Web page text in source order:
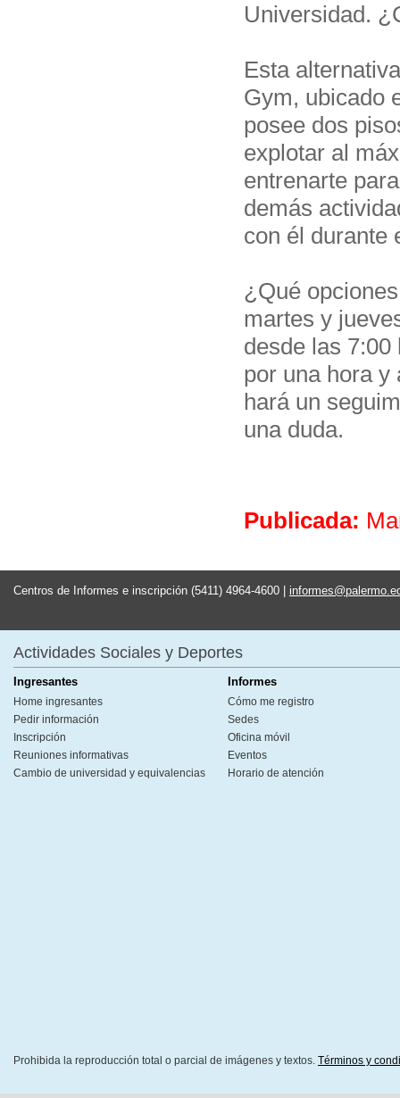
Universidad.
Esta
Gym, ubicado
posee dos
explotar al
entrenarte
demás
con él durante
¿Qué
martes y
desde las 7:00
por una hora y
hará un
una duda.
Publicada:
Centros de Informes e inscripción (5411) 4964-4600 |
Actividades Sociales y Deportes
Ingresantes
Home ingresantes
Pedir información
Inscripción
Reuniones informativas
Cambio de universidad y equivalencias
Informes
Cómo me registro
Sedes
Oficina móvil
Eventos
Horario de atención
Prohibida la reproducción total o parcial de imágenes y textos. Términos y